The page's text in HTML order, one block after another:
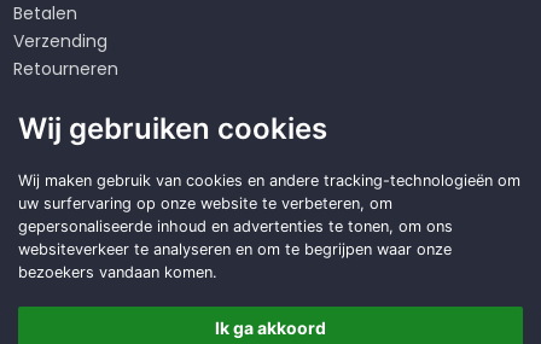
Betalen
Verzending
Retourneren
Algemene voorwaarden
Op zoek naar een
duurzameoplossing?
Offerte aanvragen
Wij gebruiken cookies
Wij maken gebruik van cookies en andere tracking-technologieën om
uw surfervaring op onze website te verbeteren, om
gepersonaliseerde inhoud en advertenties te tonen, om ons
websiteverkeer te analyseren en om te begrijpen waar onze
bezoekers vandaan komen.
Ik ga akkoord